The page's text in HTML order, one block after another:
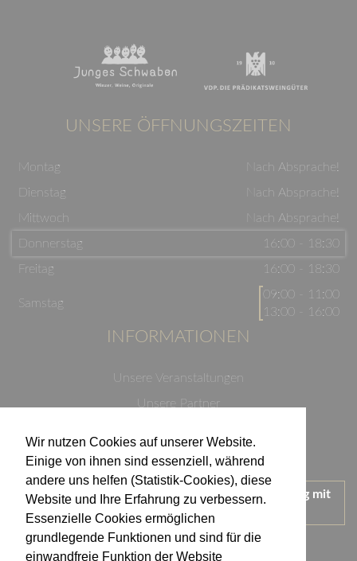
Wir nutzen Cookies auf unserer Website.
Einige von ihnen sind essenziell, während
andere uns helfen (Statistik-Cookies), diese
Website und Ihre Erfahrung zu verbessern.
Essenzielle Cookies ermöglichen
grundlegende Funktionen und sind für die
einwandfreie Funktion der Website
UNSERE ÖFFNUNGSZEITEN
Montag
Nach Absprache!
Dienstag
Nach Absprache!
Mittwoch
Nach Absprache!
Donnerstag
16:00 - 18:30
Freitag
16:00 - 18:30
Samstag
09:00 - 11:00
13:00 - 16:00
INFORMATIONEN
Unsere Veranstaltungen
Unsere Partner
Impressum
Wir treten für einen verantwortungsvollen Umgang mit
Alkohol ein.
KONTAKT